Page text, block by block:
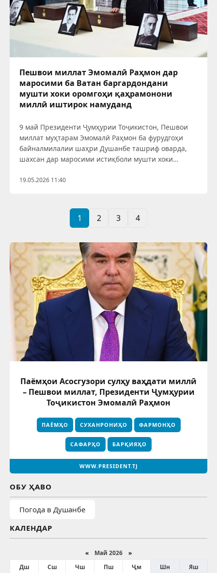
Пешвои миллат Эмомалӣ Раҳмон дар
маросими ба Ватан баргардондани
мушти хоки оромгоҳи қаҳрамонони
миллӣ иштирок намуданд
9 май Президенти Ҷумҳурии Тоҷикистон, Пешвои
миллат муҳтарам Эмомалӣ Раҳмон ба фурудгоҳи
байналмилалии шаҳри Душанбе ташриф оварда,
шахсан дар маросими истиқболи мушти хоки
қаҳрамонони Тоҷикистон, Ну
19.05.2026 11:40
1 2 3 4
Паёмҳои Асосгузори сулҳу ваҳдати миллӣ
– Пешвои миллат, Президенти Ҷумҳурии
Тоҷикистон Эмомалӣ Раҳмон
ПАЁМҲО СУХАНРОНИҲО ФАРМОНҲО
САФАРҲО БАРҚИЯҲО
WWW.PRESIDENT.TJ
ОБУ ҲАВО
Погода в Душанбе
КАЛЕНДАР
« Май 2026 »
Дш
Сш Чш Пш Ҷм Шн
Яш